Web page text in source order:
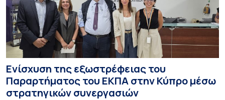
Ενίσχυση της εξωστρέφειας του
Παραρτήματος του ΕΚΠΑ στην Κύπρο μέσω
στρατηγικών συνεργασιών